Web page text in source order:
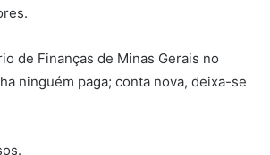
de Finanças de Minas Gerais no
ninguém paga; conta nova, deixa-se